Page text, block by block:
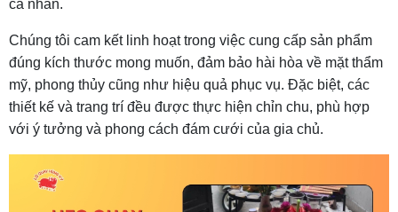
cá nhân.
Chúng tôi cam kết linh hoạt trong việc cung cấp sản phẩm
đúng kích thước mong muốn, đảm bảo hài hòa về mặt thẩm
mỹ, phong thủy cũng như hiệu quả phục vụ. Đặc biệt, các
thiết kế và trang trí đều được thực hiện chỉn chu, phù hợp
với ý tưởng và phong cách đám cưới của gia chủ.